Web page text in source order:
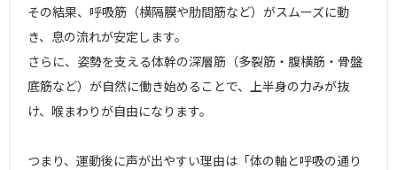
その結果、呼吸筋（横隔膜や肋間筋など）がスムーズに動
き、息の流れが安定します。
さらに、姿勢を支える体幹の深層筋（多裂筋・腹横筋・骨盤
底筋など）が自然に働き始めることで、上半身の力みが抜
け、喉まわりが自由になります。
つまり、運動後に声が出やすい理由は「体の軸と呼吸の通り